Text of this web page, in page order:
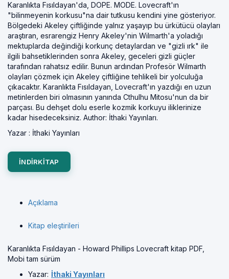
Karanlıkta Fısıldayan'da, DOPE. MODE. Lovecraft'ın
"bilinmeyenin korkusu"na dair tutkusu kendini yine gösteriyor.
Bölgedeki Akeley çiftliğinde yalnız yaşayıp bu ürkütücü olayları
araştıran, esrarengiz Henry Akeley'nin Wilmarth'a yoladığı
mektuplarda değindiği korkunç detaylardan ve "gizli ırk" ile
ilgili bahsetiklerinden sonra Akeley, geceleri gizli güçler
tarafından rahatsız edilir. Bunun ardından Profesör Wilmarth
olayları çözmek için Akeley çiftliğine tehlikeli bir yolculuğa
çıkacaktır. Karanlıkta Fısıldayan, Lovecraft'ın yazdığı en uzun
metinlerden biri olmasının yanında Cthulhu Mitosu'nun da bir
parçası. Bu dehşet dolu eserle kozmik korkuyu iliklerinize
kadar hisedeceksiniz. Author: İthaki Yayınları.
Yazar : İthaki Yayınları
INDIRKITAP
Açıklama
Kitap eleştirileri
Karanlıkta Fısıldayan - Howard Phillips Lovecraft kitap PDF,
Mobi tam sürüm
Yazar: İthaki Yayınları